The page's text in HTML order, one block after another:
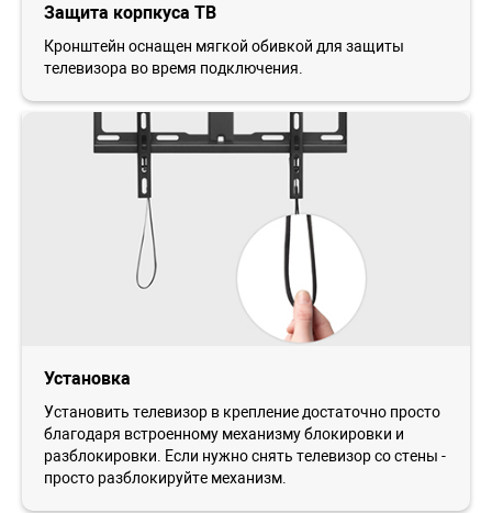
Защита корпкуса ТВ
Кронштейн оснащен мягкой обивкой для защиты
телевизора во время подключения.
Установка
Установить телевизор в крепление достаточно просто
благодаря встроенному механизму блокировки и
разблокировки. Если нужно снять телевизор со стены -
просто разблокируйте механизм.